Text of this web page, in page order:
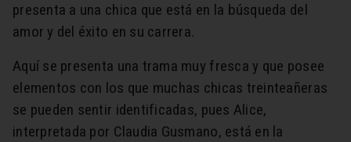
presenta a una chica que está en la búsqueda del
amor y del éxito en su carrera.
Aquí se presenta una trama muy fresca y que posee
elementos con los que muchas chicas treinteañeras
se pueden sentir identificadas, pues Alice,
interpretada por Claudia Gusmano, está en la